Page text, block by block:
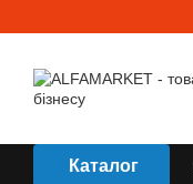
Каталог